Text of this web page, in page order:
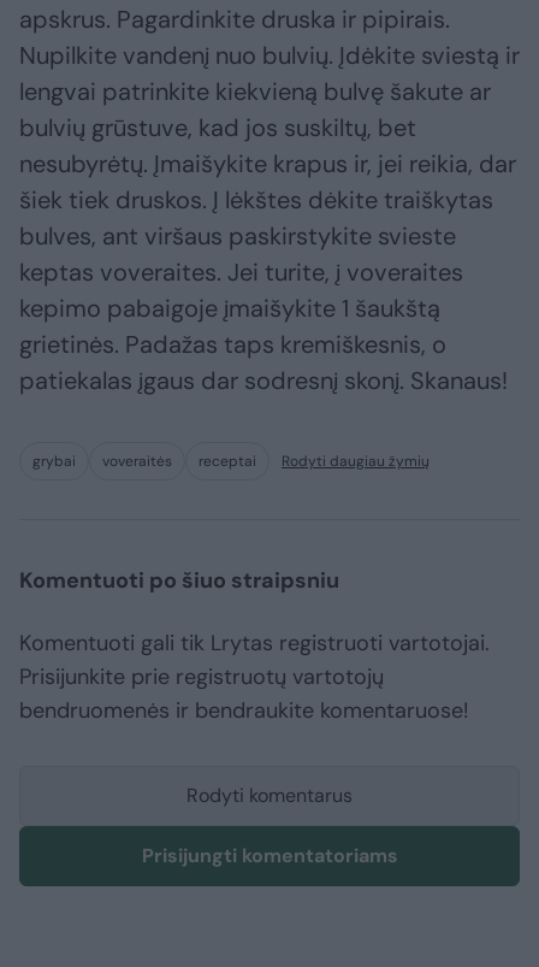
apskrus. Pagardinkite druska ir pipirais.
Nupilkite vandenį nuo bulvių. Įdėkite sviestą ir
lengvai patrinkite kiekvieną bulvę šakute ar
bulvių grūstuve, kad jos suskiltų, bet
nesubyrėtų. Įmaišykite krapus ir, jei reikia, dar
šiek tiek druskos. Į lėkštes dėkite traiškytas
bulves, ant viršaus paskirstykite svieste
keptas voveraites. Jei turite, į voveraites
kepimo pabaigoje įmaišykite 1 šaukštą
grietinės. Padažas taps kremiškesnis, o
patiekalas įgaus dar sodresnį skonį. Skanaus!
grybai voveraitės receptai Rodyti daugiau žymių
Komentuoti po šiuo straipsniu
Komentuoti gali tik Lrytas registruoti vartotojai.
Prisijunkite prie registruotų vartotojų
bendruomenės ir bendraukite komentaruose!
Rodyti komentarus
Prisijungti komentatoriams